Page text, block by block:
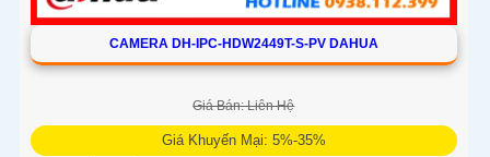
CAMERA DH-IPC-HDW2449T-S-PV DAHUA
Giá Bán: Liên Hệ
Giá Khuyến Mại: 5%-35%